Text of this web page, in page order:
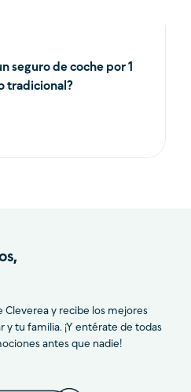
seguro de coche por 1
tradicional?
Cleverea y recibe los mejores
y tu familia. ¡Y entérate de todas
antes que nadie!